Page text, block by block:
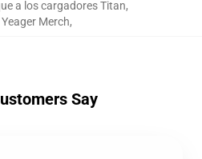
a los cargadores Titan,
Yeager Merch,
Say